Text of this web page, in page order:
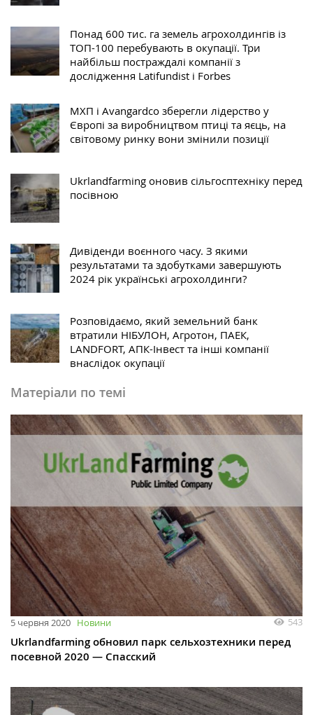
Понад 600 тис. га земель агрохолдингів із
ТОП-100 перебувають в окупації. Три
найбільш постраждалі компанії з
дослідження Latifundist і Forbes
МХП і Avangardco зберегли лідерство у
Європі за виробництвом птиці та яєць, на
світовому ринку вони змінили позиції
Ukrlandfarming оновив сільгосптехніку перед
посівною
Дивіденди воєнного часу. З якими
результатами та здобутками завершують
2024 рік українські агрохолдинги?
Розповідаємо, який земельний банк
втратили НІБУЛОН, Агротон, ПАЕК,
LANDFORT, АПК-Інвест та інші компанії
внаслідок окупації
Матеріали по темі
5 червня 2020 Новини 543
Ukrlandfarming обновил парк сельхозтехники перед
посевной 2020 — Спасский